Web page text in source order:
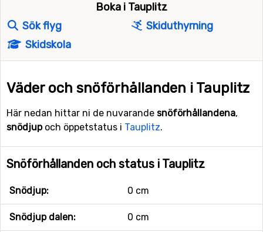
Boka i Tauplitz
Sök flyg
Skiduthyrning
Skidskola
Väder och snöförhållanden i Tauplitz
Här nedan hittar ni de nuvarande snöförhållandena,
snödjupoch öppetstatus i Tauplitz.
Snöförhållanden och status i Tauplitz
Snödjup: 0 cm
Snödjup dalen: 0 cm